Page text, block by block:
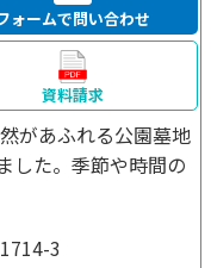
3
ォームで問い合わせ
資料請求
があふれる公園墓地
した。季節や時間の